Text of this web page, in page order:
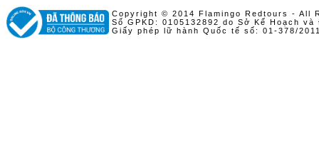
Copyright © 2014 Flamingo Redtours - All
Số GPKD: 0105132892 do Sở Kế Hoạch
Giấy phép lữ hành Quốc tế số: 01-378/